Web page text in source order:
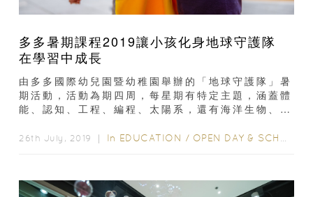
多多暑期課程2019讓小孩化身地球守護隊
在學習中成長
由多多國際幼兒園暨幼稚園舉辦的「地球守護隊」暑
期活動，活動為期四周，每星期有特定主題，涵蓋體
能、認知、工程、編程、太陽系，還有海洋生物、植
26th July, 2019 ｜ In EDUCATION / OPEN DAY & SCHOOL EVENTS